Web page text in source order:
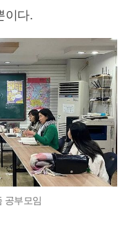
이다.
공부모임